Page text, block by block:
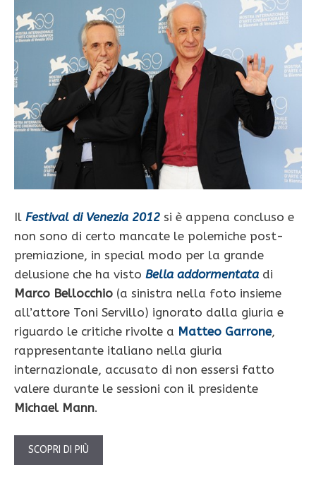
Il Festival di Venezia 2012 si è appena concluso e
non sono di certo mancate le polemiche post-
premiazione, in special modo per la grande
delusione che ha visto Bella addormentata di
Marco Bellocchio (a sinistra nella foto insieme
all’attore Toni Servillo) ignorato dalla giuria e
riguardo le critiche rivolte a Matteo Garrone,
rappresentante italiano nella giuria
internazionale, accusato di non essersi fatto
valere durante le sessioni con il presidente
Michael Mann.
SCOPRI DI PIÙ